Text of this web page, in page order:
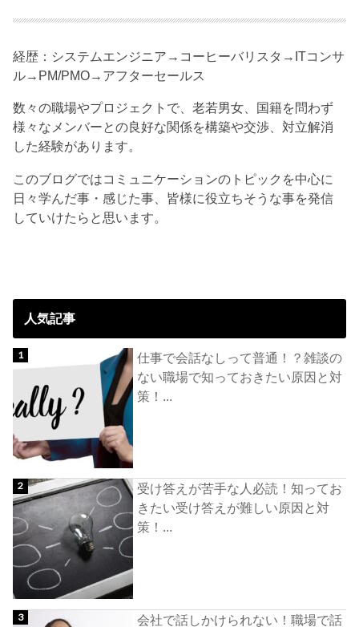
経歴：システムエンジニア→コーヒーバリスタ→ITコンサ
ル→PM/PMO→アフターセールス
数々の職場やプロジェクトで、老若男女、国籍を問わず
様々なメンバーとの良好な関係を構築や交渉、対立解消
した経験があります。
このブログではコミュニケーションのトピックを中心に
日々学んだ事・感じた事、皆様に役立ちそうな事を発信
していけたらと思います。
人気記事
仕事で会話なしって普通！？雑談の
ない職場で知っておきたい原因と対
策！...
受け答えが苦手な人必読！知ってお
きたい受け答えが難しい原因と対
策！...
会社で話しかけられない！職場で話